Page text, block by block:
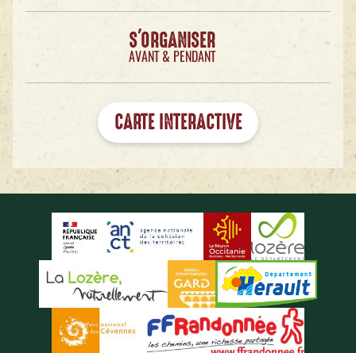
S'ORGANISER
AVANT & PENDANT
CARTE INTERACTIVE